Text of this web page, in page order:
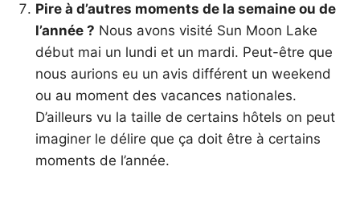
Pire à d’autres moments de la semaine ou de
l’année ? Nous avons visité Sun Moon Lake
début mai un lundi et un mardi. Peut-être que
nous aurions eu un avis différent un weekend
ou au moment des vacances nationales.
D’ailleurs vu la taille de certains hôtels on peut
imaginer le délire que ça doit être à certains
moments de l’année.